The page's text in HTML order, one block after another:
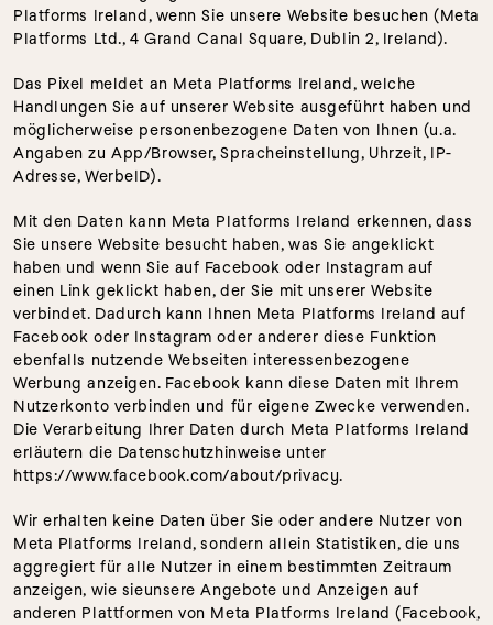
Platforms Ireland, wenn Sie unsere Website besuchen (Meta
Platforms Ltd., 4 Grand Canal Square, Dublin 2, Ireland).
Das Pixel meldet an Meta Platforms Ireland, welche
Handlungen Sie auf unserer Website ausgeführt haben und
möglicherweise personenbezogene Daten von Ihnen (u.a.
Angaben zu App/Browser, Spracheinstellung, Uhrzeit, IP-
Adresse, WerbeID).
Mit den Daten kann Meta Platforms Ireland erkennen, dass
Sie unsere Website besucht haben, was Sie angeklickt
haben und wenn Sie auf Facebook oder Instagram auf
einen Link geklickt haben, der Sie mit unserer Website
verbindet. Dadurch kann Ihnen Meta Platforms Ireland auf
Facebook oder Instagram oder anderer diese Funktion
ebenfalls nutzende Webseiten interessenbezogene
Werbung anzeigen. Facebook kann diese Daten mit Ihrem
Nutzerkonto verbinden und für eigene Zwecke verwenden.
Die Verarbeitung Ihrer Daten durch Meta Platforms Ireland
erläutern die Datenschutzhinweise unter
https://www.facebook.com/about/privacy.
Wir erhalten keine Daten über Sie oder andere Nutzer von
Meta Platforms Ireland, sondern allein Statistiken, die uns
aggregiert für alle Nutzer in einem bestimmten Zeitraum
anzeigen, wie sieunsere Angebote und Anzeigen auf
anderen Plattformen von Meta Platforms Ireland (Facebook,